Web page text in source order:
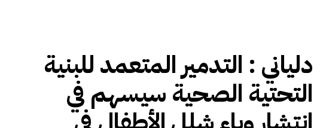
دلياني : التدمير المتعمد للبنية
التحتية الصحية سيسهم في